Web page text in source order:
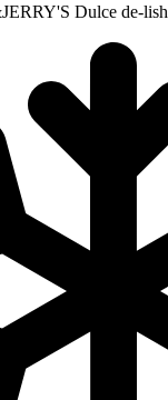
Dulce de-lish